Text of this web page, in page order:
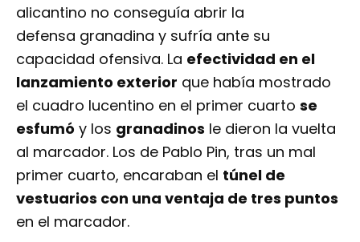
alicantino no conseguía abrir la
defensa granadina y sufría ante su
capacidad ofensiva. La efectividad en el
lanzamiento exterior que había mostrado
el cuadro lucentino en el primer cuarto se
esfumó y los granadinos le dieron la vuelta
al marcador. Los de Pablo Pin, tras un mal
primer cuarto, encaraban el túnel de
vestuarios con una ventaja de tres puntos
en el marcador.